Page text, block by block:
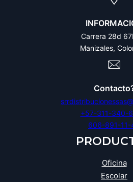
Carrera 28d
Manizales,
+57-311-340-
606-891-11-
Oficina
Escolar